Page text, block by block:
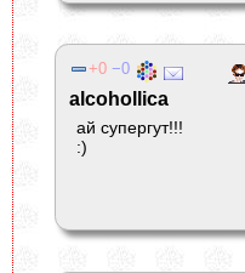
0 0
alcohollica
ай супергут!!!
:)